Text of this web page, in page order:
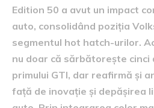
Edition 50 a avut un impact
auto, consolidând poziția
segmentul hot hatch-urilor.
nu doar că sărbătorește cinci
primului GTI, dar reafirmă și
față de inovație și depășirea